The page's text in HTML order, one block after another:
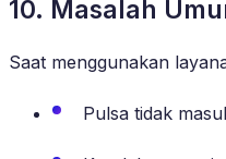
10. Masalah
Saat menggunakan
Pulsa tidak